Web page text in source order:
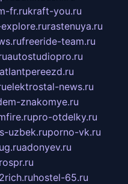
fr.rukraft-you.ru
rastenuya.ru
freeride-team.ru
autostudiopro.ru
atlantpereezd.ru
elektrostal-news.ru
znakomye.ru
pro-otdelky.ru
uzbek.ruporno-vk.ru
adonyev.ru
2rich.ruhostel-65.ru